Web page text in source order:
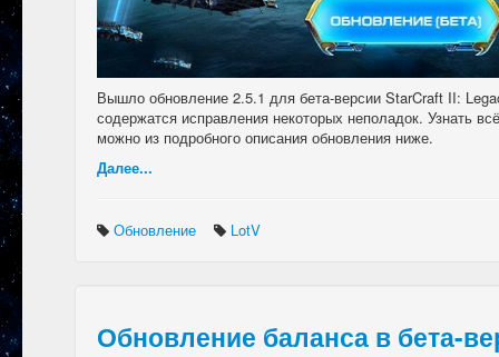
Вышло обновление 2.5.1 для бета-версии StarCraft II:
содержатся исправления некоторых неполадок. Узнать
можно из подробного описания обновления ниже.
Далее...
Обновление LotV
Обновление баланса в бета-